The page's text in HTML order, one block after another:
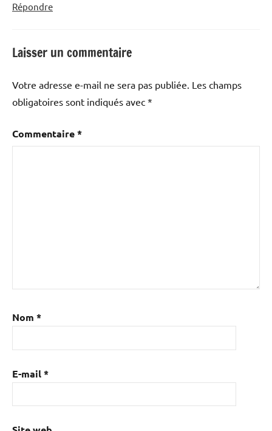
Répondre
Laisser un commentaire
Votre adresse e-mail ne sera pas publiée. Les champs
obligatoires sont indiqués avec *
Commentaire*
Nom *
E-mail*